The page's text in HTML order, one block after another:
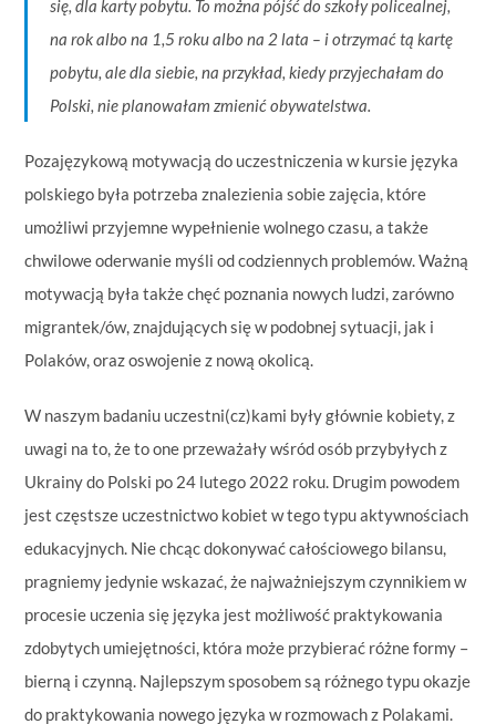
się, dla karty pobytu. To można pójść do szkoły policealnej,
na rok albo na 1,5 roku albo na 2 lata – i otrzymać tą kartę
pobytu, ale dla siebie, na przykład, kiedy przyjechałam do
Polski, nie planowałam zmienić obywatelstwa.
Pozajęzykową motywacją do uczestniczenia w kursie języka
polskiego była potrzeba znalezienia sobie zajęcia, które
umożliwi przyjemne wypełnienie wolnego czasu, a także
chwilowe oderwanie myśli od codziennych problemów. Ważną
motywacją była także chęć poznania nowych ludzi, zarówno
migrantek/ów, znajdujących się w podobnej sytuacji, jak i
Polaków, oraz oswojenie z nową okolicą.
W naszym badaniu uczestni(cz)kami były głównie kobiety, z
uwagi na to, że to one przeważały wśród osób przybyłych z
Ukrainy do Polski po 24 lutego 2022 roku. Drugim powodem
jest częstsze uczestnictwo kobiet w tego typu aktywnościach
edukacyjnych. Nie chcąc dokonywać całościowego bilansu,
pragniemy jedynie wskazać, że najważniejszym czynnikiem w
procesie uczenia się języka jest możliwość praktykowania
zdobytych umiejętności, która może przybierać różne formy –
bierną i czynną. Najlepszym sposobem są różnego typu okazje
do praktykowania nowego języka w rozmowach z Polakami.